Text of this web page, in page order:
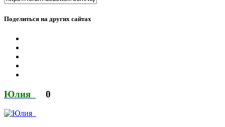
Поделиться на других сайтах
Юлия_ 0